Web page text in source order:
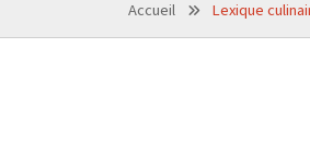
Accueil Lexique